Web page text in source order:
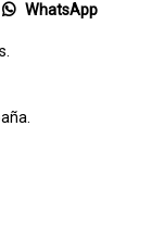
WhatsApp